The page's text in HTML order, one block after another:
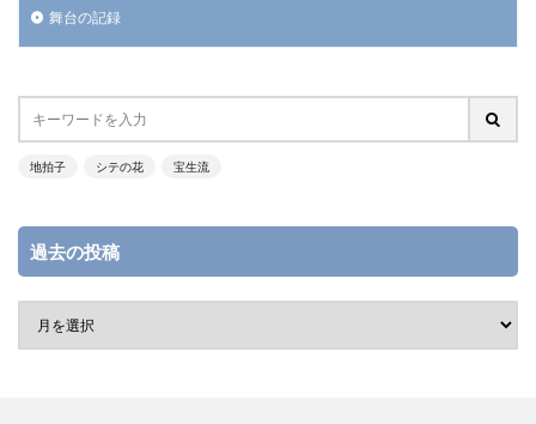
舞台の記録
地拍子 シテの花 宝生流
過去の投稿